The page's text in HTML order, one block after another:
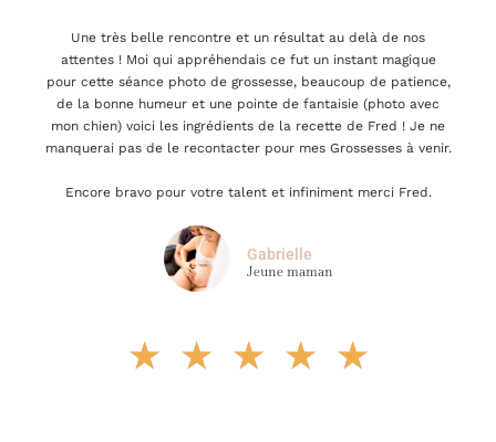
Une très belle rencontre et un résultat au delà de nos
attentes ! Moi qui appréhendais ce fut un instant magique
pour cette séance photo de grossesse, beaucoup de patience,
de la bonne humeur et une pointe de fantaisie (photo avec
mon chien) voici les ingrédients de la recette de Fred ! Je ne
manquerai pas de le recontacter pour mes Grossesses à venir.
Encore bravo pour votre talent et infiniment merci Fred.
Gabrielle
Jeune maman
★ ★ ★ ★ ★